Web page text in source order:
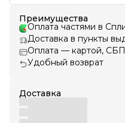
Преимущества
Оплата частями в
Доставка в пункты
Оплата — картой,
Удобный возврат
Доставка